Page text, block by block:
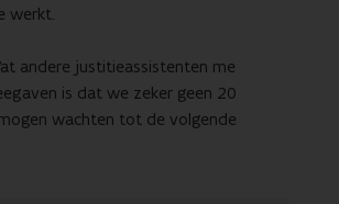
werkt.
andere justitieassistenten me
is dat we zeker geen 20
wachten tot de volgende